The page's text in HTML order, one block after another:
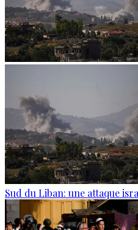
Sud du Liban: une attaque